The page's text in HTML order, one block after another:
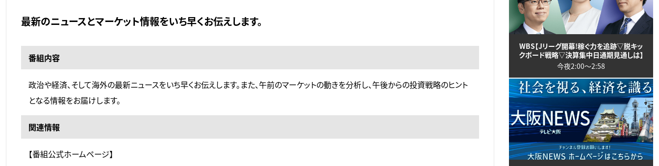
最新のニュースとマーケット情報をいち早くお伝えします。
番組内容
政治や経済、そして海外の最新ニュースをいち早くお伝えします。また、午前のマーケットの動きを分析し、午後からの投資戦略のヒント
となる情報をお届けします。
関連情報
【番組公式ホームページ】
WBS【Jリーグ開幕!稼ぐ力を追跡▽脱キッ
クボード戦略▽決算集中日通期見通しは】
今夜2:00〜2:58